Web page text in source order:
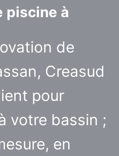
piscine à
de
Creasud
pour
votre bassin ;
en